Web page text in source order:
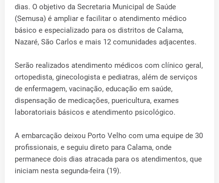
dias. O objetivo da Secretaria Municipal de Saúde
(Semusa) é ampliar e facilitar o atendimento médico
básico e especializado para os distritos de Calama,
Nazaré, São Carlos e mais 12 comunidades adjacentes.
Serão realizados atendimento médicos com clínico geral,
ortopedista, ginecologista e pediatras, além de serviços
de enfermagem, vacinação, educação em saúde,
dispensação de medicações, puericultura, exames
laboratoriais básicos e atendimento psicológico.
A embarcação deixou Porto Velho com uma equipe de 30
profissionais, e seguiu direto para Calama, onde
permanece dois dias atracada para os atendimentos, que
iniciam nesta segunda-feira (19).